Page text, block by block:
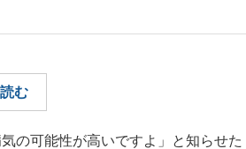
もっと見る
む
の可能性が高いですよ」と知らせた